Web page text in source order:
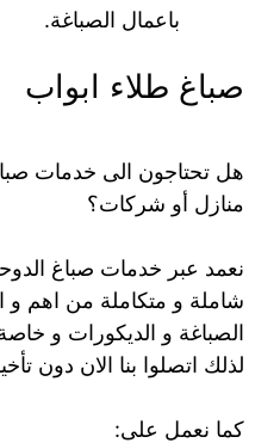
باعمال الصباغة.
صباغ طلاء ابواب
هل تحتاجون الى خدمات
منازل أو شركات؟
نعمد عبر خدمات صباغ
شاملة و متكاملة من اهم و
الصباغة و الديكورات و
لذلك اتصلوا بنا الان دون
كما نعمل على: